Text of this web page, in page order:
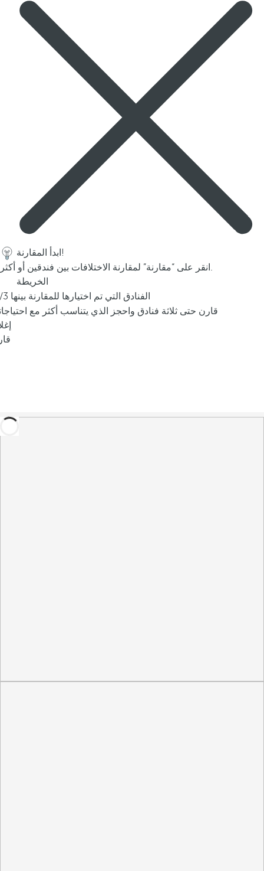
ابدأ المقارنة!
انقر على “مقارنة” لمقارنة الاختلافات بين فندقين أو أكثر.
الخريطة
/3 الفنادق التي تم اختيارها للمقارنة بينها
قارن حتى ثلاثة فنادق واحجز الذي يتناسب أكثر مع